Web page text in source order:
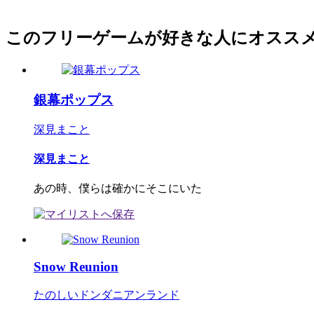
このフリーゲームが好きな人にオスス
銀幕ポップス
深見まこと
深見まこと
あの時、僕らは確かにそこにいた
Snow Reunion
たのしいドンダニアンランド